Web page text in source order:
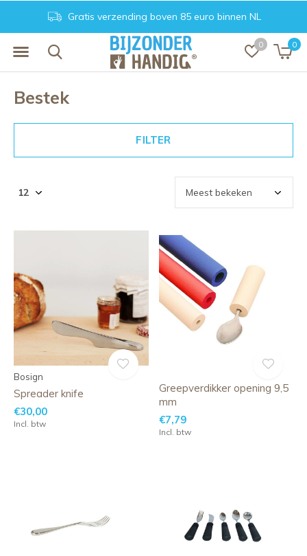
0 0
Achteraf betalen. Veilig en vertrouwd
Bestek
FILTER
Bosign
Spreader knife
€30,00
Incl. btw
Greepverdikker opening 9,5
mm
€7,79
Incl. btw